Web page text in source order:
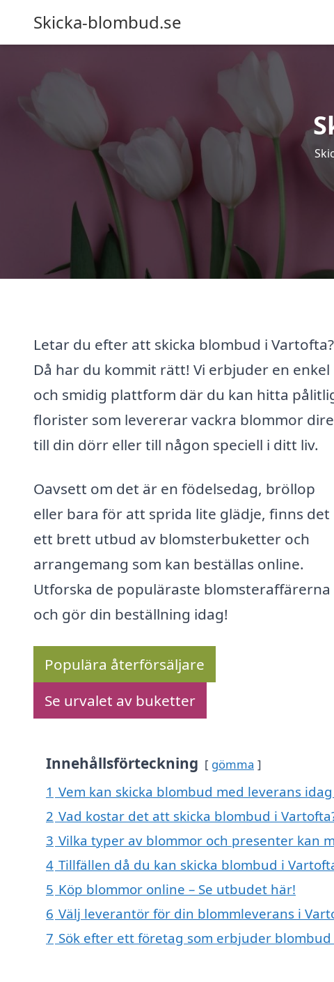
Skicka-blombud.se
Letar du efter att skicka blombud i Vartofta?
Då har du kommit rätt! Vi erbjuder en enkel
och smidig plattform där du kan hitta
florister som levererar vackra blommor
till din dörr eller till någon speciell i ditt liv.
Oavsett om det är en födelsedag, bröllop
eller bara för att sprida lite glädje, finns det
ett brett utbud av blomsterbuketter och
arrangemang som kan beställas online.
Utforska de populäraste blomsteraffärerna
och gör din beställning idag!
Populära återförsäljare
Se urvalet av buketter
Innehållsförteckning gömma
1 Vem kan skicka blombud med leverans
2 Vad kostar det att skicka blombud i
3 Vilka typer av blommor och presenter kan
4 Tillfällen då du kan skicka blombud i
5 Köp blommor online – Se utbudet här!
6 Välj leverantör för din blommleverans i
7 Sök efter ett företag som erbjuder